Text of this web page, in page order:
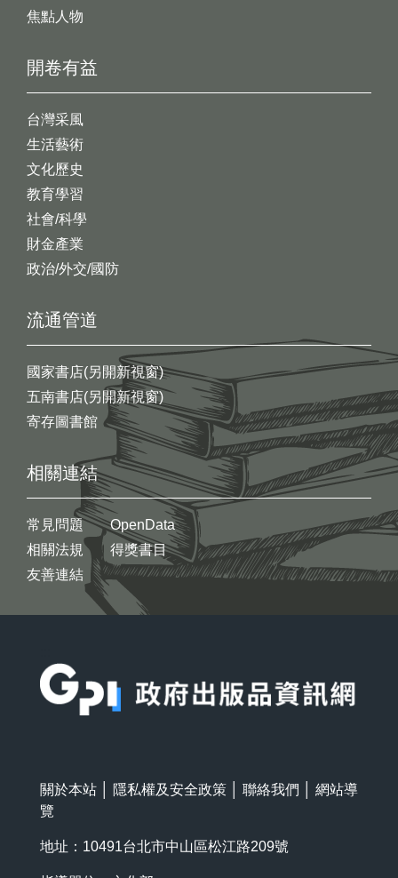
開卷有益
台灣采風
生活藝術
文化歷史
教育學習
社會/科學
財金產業
政治/外交/國防
焦點人物
流通管道
國家書店(另開新視窗)
五南書店(另開新視窗)
寄存圖書館
相關連結
常見問題
相關法規
友善連結
OpenData
得獎書目
關於本站 隱私權及安全政策 聯絡我們
網站導
覽
地址：10491台北市中山區松江路209號